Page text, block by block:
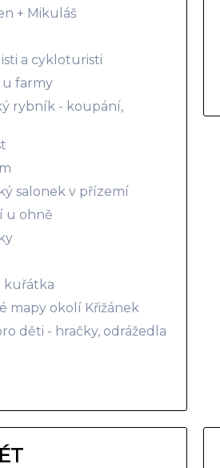
+ Mikuláš
a cykloturisti
u farmy
rybník - koupání,
salonek v přízemí
u ohně
kuřátka
mapy okolí Křižánek
děti - hračky, odrážedla